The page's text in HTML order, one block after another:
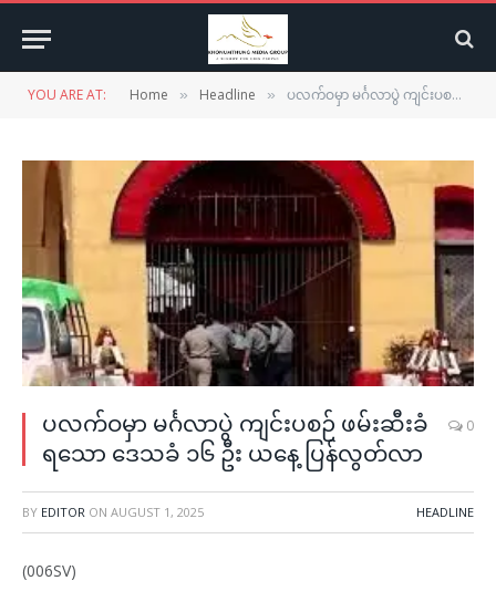
YOU ARE AT: Home » Headline » ပလက်ဝမှာ မင်္ဂလာပွဲ ကျင်းပစဉ် ဖမ်းဆီးခံရသော ဒေသခံ ၁၆ ဦး ယနေ့ ပြန်လွတ်လာ
ပလက်ဝမှာ မင်္ဂလာပွဲ ကျင်းပစဉ် ဖမ်းဆီးခံ
ရသော ဒေသခံ ၁၆ ဦး ယနေ့ ပြန်လွတ်လာ
0
BY EDITOR ON AUGUST 1, 2025 HEADLINE
(006SV)